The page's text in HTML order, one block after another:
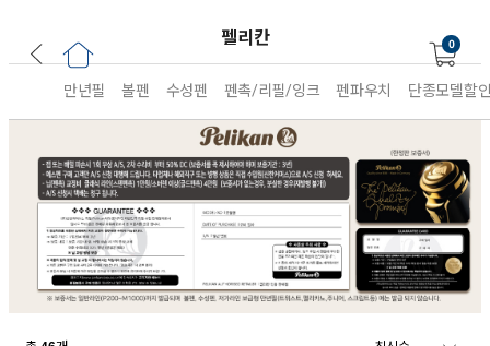
펠리칸 0
만년필 볼펜 수성펜 펜촉/리필/잉크 펜파우치 단종모델할